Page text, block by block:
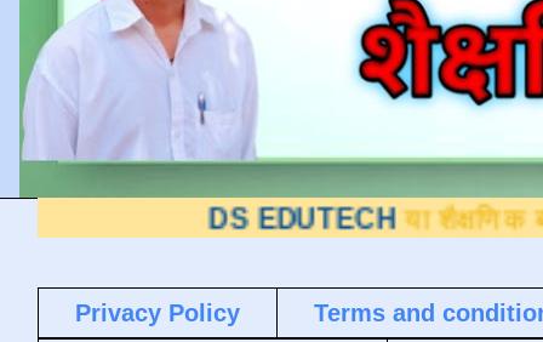
DS EDUTECH या शैक्षणिक ब्लॉगवर आपले
Privacy Policy
Terms and